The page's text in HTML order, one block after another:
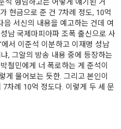
석 형님하고는 어떻게 얘기된 거
현금으로 준 건 7차례 정도, 10억
음 서신의 내용을 예고하는 건데 여
남 국제마피아파 조폭 출신으로 사
서 이준석 이분하고 이재명 성남
, 그알의 방송 내용 중에 등장하는
철민에게 너 폭로하는 게 준석이
게 물어보는 듯한. 그리고 본인이
차례 10억 정도다. 이렇게 두 세 문